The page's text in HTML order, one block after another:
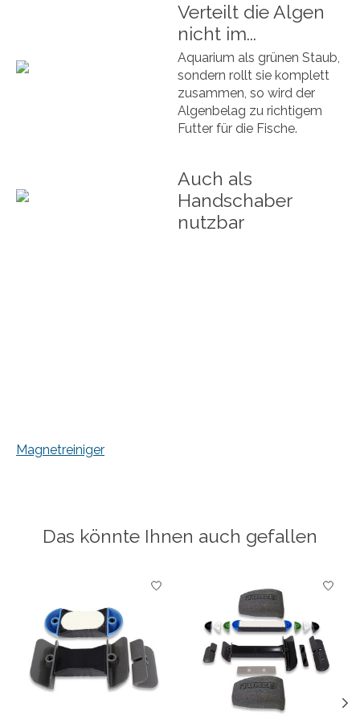
Verteilt die Algen
nicht im...
Aquarium als grünen Staub,
sondern rollt sie komplett
zusammen, so wird der
Algenbelag zu richtigem
Futter für die Fische.
Auch als
Handschaber
nutzbar
Magnetreiniger
Das könnte Ihnen auch gefallen
Produkt-Karussell-Artikel